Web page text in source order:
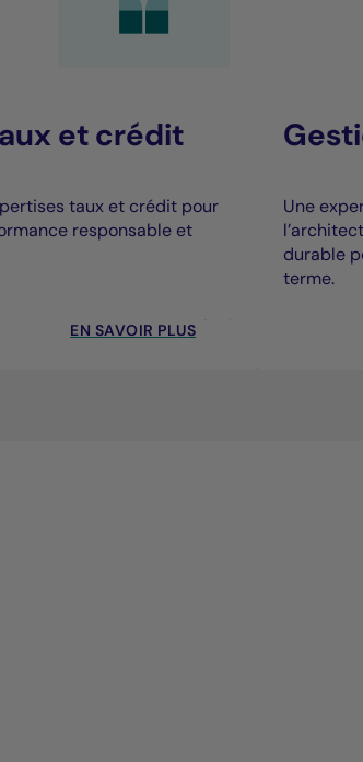
et crédit
taux et crédit pour
responsable et
EN SAVOIR PLUS
Une
durable
terme.